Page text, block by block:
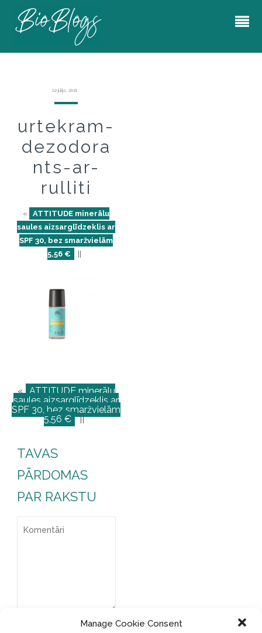
Manage Cookie Consent
02 jūlijs, 2021
urtekram-
dezodora
nts-ar-
rulliti
«
ATTITUDE minerālu
saules aizsarglīdzeklis ar
SPF 30, bez smaržvielām
5,56 €
« ATTITUDE minerālu
saules aizsarglīdzeklis ar
SPF 30, bez smaržvielām
5,56 € ||
TAVAS
PĀRDOMAS
PAR RAKSTU